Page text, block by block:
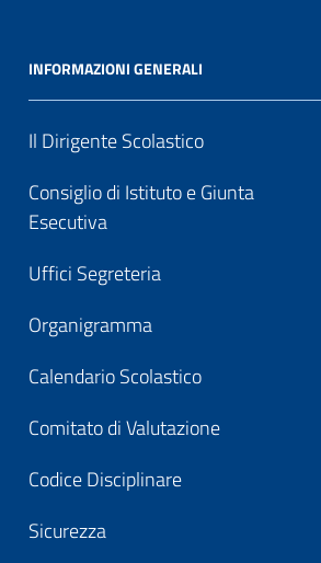
INFORMAZIONI GENERALI
Il Dirigente Scolastico
Consiglio di Istituto e Giunta
Esecutiva
Uffici Segreteria
Organigramma
Calendario Scolastico
Comitato di Valutazione
Codice Disciplinare
Sicurezza